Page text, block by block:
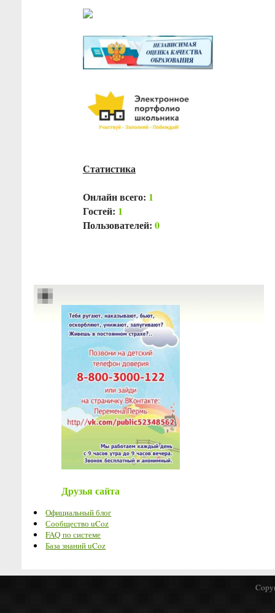
Статистика
Онлайн всего: 1
Гостей: 1
Пользователей: 0
Друзья сайта
Официальный блог
Сообщество uCoz
FAQ по системе
База знаний uCoz